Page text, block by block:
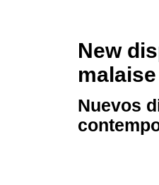
New
Nuevos